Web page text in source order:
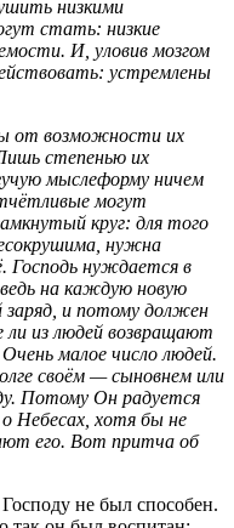
низкими
стать: низкие
И, уловив мозгом
устремлены
от возможности их
степенью их
мыслеформу ничем
могут
круг: для того
нужна
Господь нуждается в
на каждую новую
и потому должен
ли из людей возвращают
малое число людей.
своём — сыновнем или
Потому Он радуется
Небесах, хотя бы не
его. Вот притча об
не был способен.